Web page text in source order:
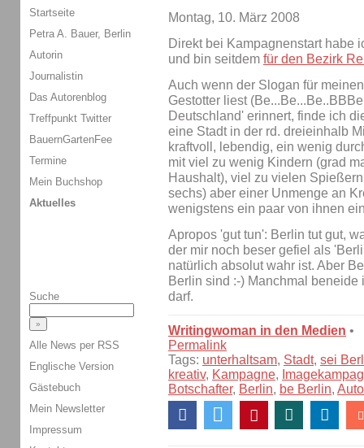
Montag, 10. März 2008
Direkt bei Kampagnenstart habe
und bin seitdem für den Bezirk
Auch wenn der Slogan für
Gestotter liest
Deutschland' erinnert, finde ich
eine Stadt in der rd. dreieinhalb
kraftvoll, lebendig, ein wenig
mit viel zu wenig Kindern (grad
Haushalt), viel zu vielen
sechs) aber einer Unmenge an
wenigstens ein paar von ihnen
Apropos 'gut tun': Berlin tut gut,
der mir noch beser gefiel als
natürlich absolut wahr ist. Aber
Berlin sind :-) Manchmal
darf.
Writingwoman in den Medien •
Permalink
Tags: unterhaltsam, Stadt, sei
kreativ, Kampagne,
Botschafter, Berlin, be Berlin,
Startseite
Petra A. Bauer, Berlin
Autorin
Journalistin
Das Autorenblog
Treffpunkt Twitter
BauernGartenFee
Termine
Mein Buchshop
Aktuelles
Suche
Alle News per RSS
Englische Version
Gästebuch
Mein Newsletter
Impressum